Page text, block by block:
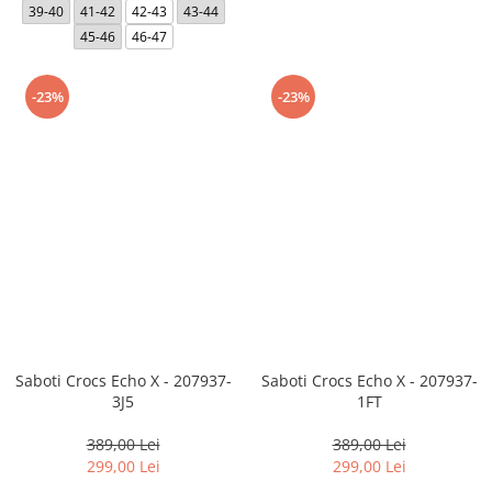
Ghete baschet
Ghete fotbal
Geci de iarna
Jachete de primavara-toamna
39-40
41-42 42-43
43-44
45-46
46-47
-23%
Saboti Crocs Echo X - 207937-
3J5
389,00 Lei
299,00 Lei
-23%
Saboti Crocs Echo X - 207937-
1FT
389,00 Lei
299,00 Lei